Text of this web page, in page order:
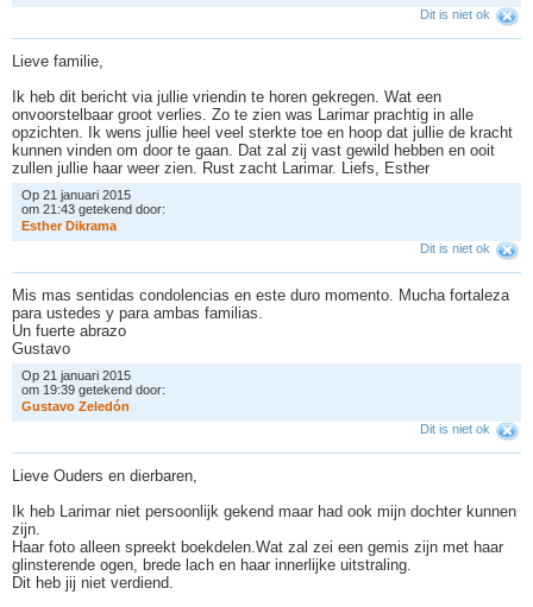
Dit is niet ok
Lieve familie,
Ik heb dit bericht via jullie vriendin te horen gekregen. Wat een
onvoorstelbaar groot verlies. Zo te zien was Larimar prachtig in alle
opzichten. Ik wens jullie heel veel sterkte toe en hoop dat jullie de kracht
kunnen vinden om door te gaan. Dat zal zij vast gewild hebben en ooit
zullen jullie haar weer zien. Rust zacht Larimar. Liefs, Esther
Op 21 januari 2015
om 21:43 getekend door:
Esther Dikrama
Dit is niet ok
Mis mas sentidas condolencias en este duro momento. Mucha fortaleza
para ustedes y para ambas familias.
Un fuerte abrazo
Gustavo
Op 21 januari 2015
om 19:39 getekend door:
Gustavo Zeledón
Dit is niet ok
Lieve Ouders en dierbaren,
Ik heb Larimar niet persoonlijk gekend maar had ook mijn dochter kunnen
zijn.
Haar foto alleen spreekt boekdelen.Wat zal zei een gemis zijn met haar
glinsterende ogen, brede lach en haar innerlijke uitstraling.
Dit heb jij niet verdiend.